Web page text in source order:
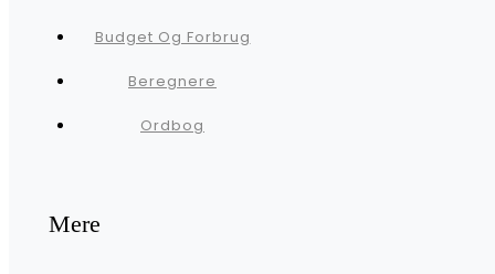
Budget Og Forbrug
Beregnere
Ordbog
Mere